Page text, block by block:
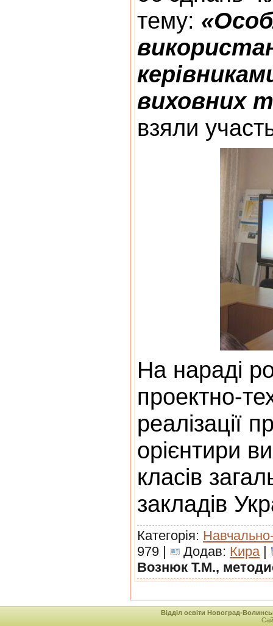
тему:
виховних
взяли
На нараді
проектно-
реалізації
орієнтири
класів
закладів
Категорія:
979 |
Додав: Кира |
Вознюк Т.М.,
Відділ освіти Новоград-